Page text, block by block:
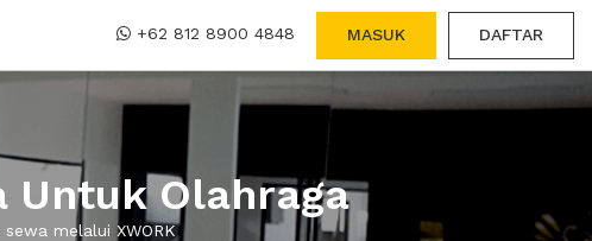
+62 812 8900 4848 MASUK DAFTAR
Untuk Olahraga
melalui XWORK